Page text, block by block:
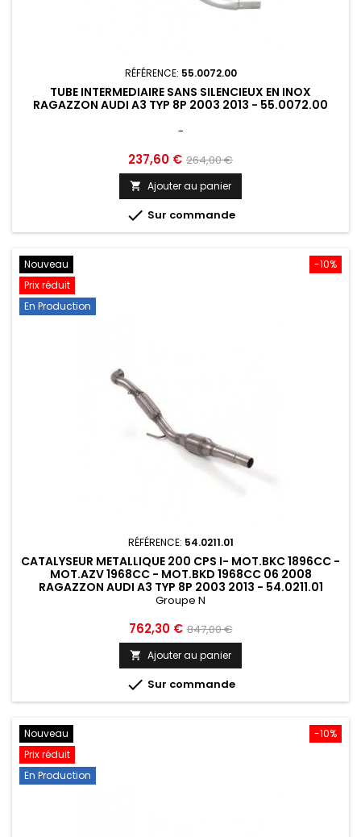
RÉFÉRENCE: 55.0072.00
TUBE INTERMEDIAIRE SANS SILENCIEUX EN INOX
RAGAZZON AUDI A3 TYP 8P 2003 2013 - 55.0072.00
-
Prix
237,60 € Prix
de
base
264,00 €
 Ajouter au panier
 Sur commande
-10%
Nouveau
Prix réduit
En Production
RÉFÉRENCE: 54.0211.01
CATALYSEUR METALLIQUE 200 CPS I- MOT.BKC 1896CC -
MOT.AZV 1968CC - MOT.BKD 1968CC 06 2008
RAGAZZON AUDI A3 TYP 8P 2003 2013 - 54.0211.01
Groupe N
Prix
762,30 € Prix
de
base
847,00 €
 Ajouter au panier
 Sur commande
-10%
Nouveau
Prix réduit
En Production